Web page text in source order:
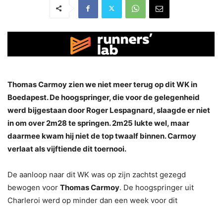
Thomas Carmoyzien we niet meer terug op dit WK in
Boedapest. De hoogspringer, die voor de gelegenheid
werd bijgestaan door Roger Lespagnard, slaagde er niet
in om over 2m28 te springen. 2m25 lukte wel, maar
daarmee kwam hij niet de top twaalf binnen. Carmoy
verlaat als vijftiende dit toernooi.
De aanloop naar dit WK was op zijn zachtst gezegd
bewogen voor Thomas Carmoy. De hoogspringer uit
Charleroi werd op minder dan een week voor dit